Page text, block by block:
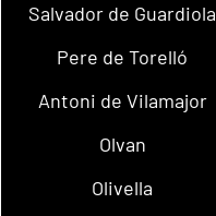
Salvador de Guardiola
Pere de Torelló
Antoni de Vilamajor
Olvan
Olivella